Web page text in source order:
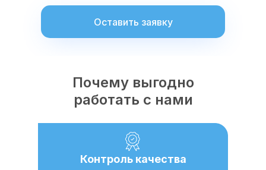
Оставить заявку
Почему выгодно
работать с нами
Контроль качества